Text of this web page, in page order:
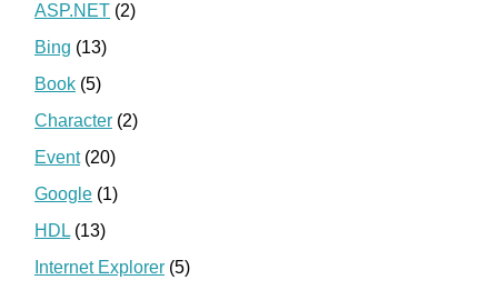
ASP.NET (2)
Bing (13)
Book (5)
Character (2)
Event(20)
Google (1)
HDL (13)
Internet Explorer (5)